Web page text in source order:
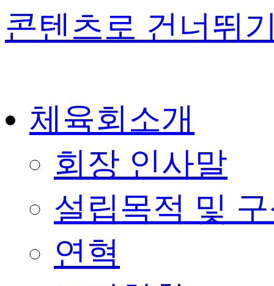
콘텐츠로 건너뛰
체육회소개
회장 인사말
설립목적 및
연혁